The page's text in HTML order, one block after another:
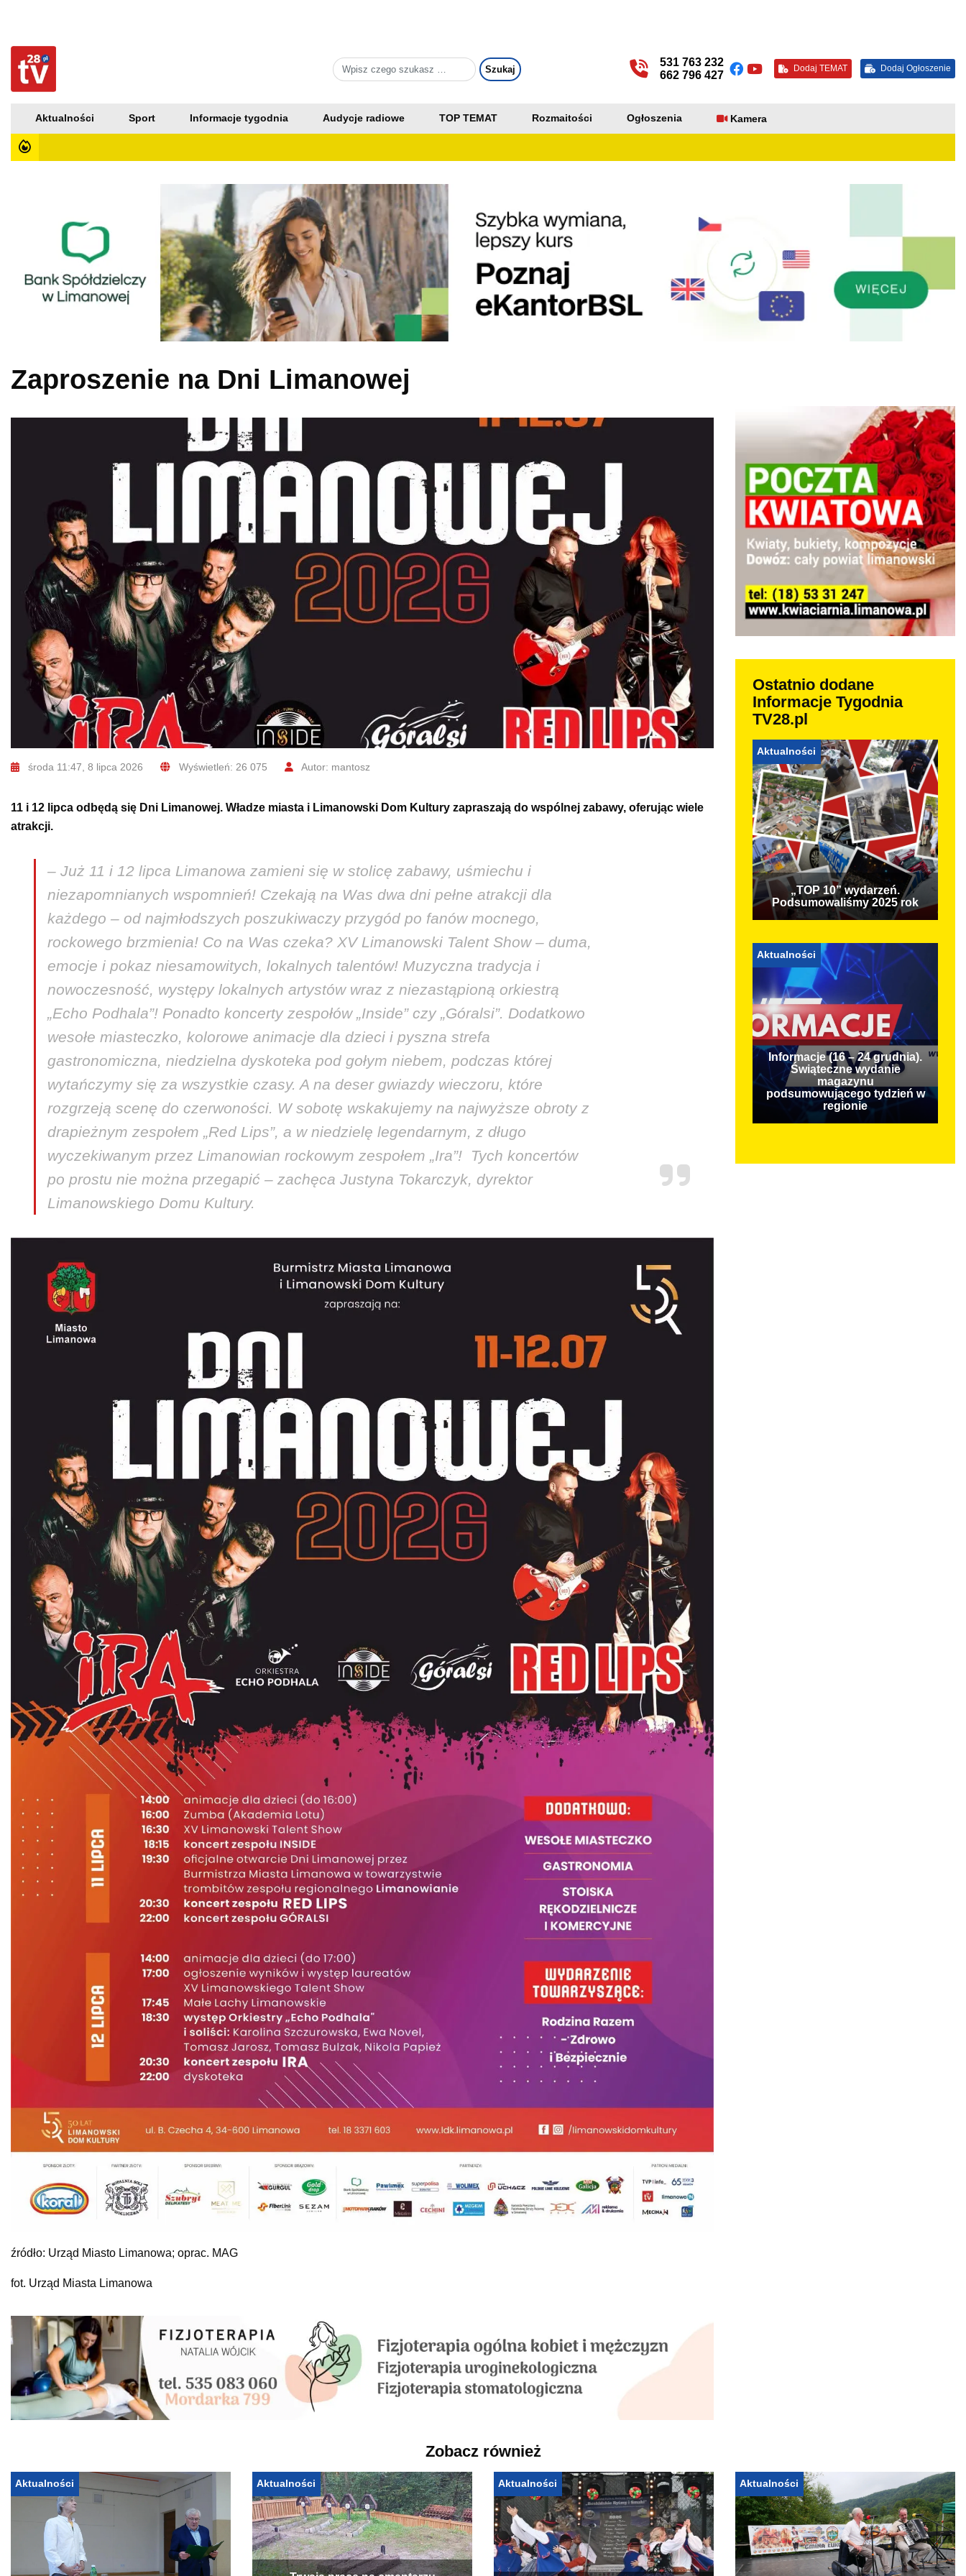
531 763 232
662 796 427
Dodaj TEMAT Dodaj Ogłoszenie
Aktualności Sport Informacje tygodnia Audycje radiowe TOP TEMAT Rozmaitości Ogłoszenia Kamera
Zaproszenie na Dni Limanowej
środa 11:47, 8 lipca 2026 Wyświetleń: 26 075 Autor: mantosz
11 i 12 lipca odbędą się Dni Limanowej. Władze miasta i Limanowski Dom Kultury zapraszają do wspólnej zabawy, oferując wiele
atrakcji.
– Już 11 i 12 lipca Limanowa zamieni się w stolicę zabawy, uśmiechu i
niezapomnianych wspomnień! Czekają na Was dwa dni pełne atrakcji dla
każdego – od najmłodszych poszukiwaczy przygód po fanów mocnego,
rockowego brzmienia! Co na Was czeka? XV Limanowski Talent Show – duma,
emocje i pokaz niesamowitych, lokalnych talentów! Muzyczna tradycja i
nowoczesność, występy lokalnych artystów wraz z niezastąpioną orkiestrą
„Echo Podhala”! Ponadto koncerty zespołów „Inside” czy „Góralsi”. Dodatkowo
wesołe miasteczko, kolorowe animacje dla dzieci i pyszna strefa
gastronomiczna, niedzielna dyskoteka pod gołym niebem, podczas której
wytańczymy się za wszystkie czasy. A na deser gwiazdy wieczoru, które
rozgrzeją scenę do czerwoności. W sobotę wskakujemy na najwyższe obroty z
drapieżnym zespołem „Red Lips”, a w niedzielę legendarnym, z długo
wyczekiwanym przez Limanowian rockowym zespołem „Ira”! Tych koncertów
po prostu nie można przegapić – zachęca Justyna Tokarczyk, dyrektor
Limanowskiego Domu Kultury.
źródło: Urząd Miasto Limanowa; oprac. MAG
fot. Urząd Miasta Limanowa
Ostatnio dodane
Informacje Tygodnia
TV28.pl
Aktualności
„TOP 10” wydarzeń.
Podsumowaliśmy 2025 rok
Aktualności
Informacje (16 – 24 grudnia).
Świąteczne wydanie
magazynu
podsumowującego tydzień w
regionie
Zobacz również
Aktualności Aktualności Aktualności Aktualności